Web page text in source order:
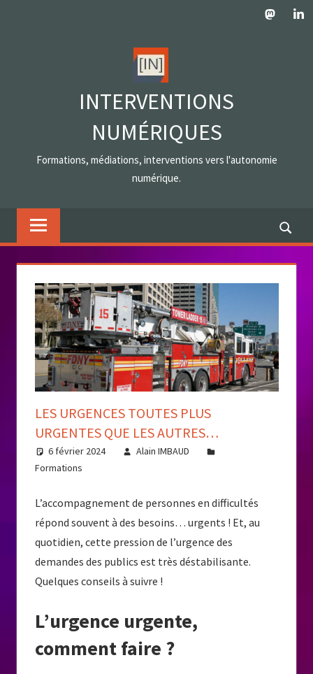
INTERVENTIONS
NUMÉRIQUES
Formations, médiations, interventions vers l'autonomie
numérique.
LES URGENCES TOUTES PLUS
URGENTES QUE LES AUTRES…
6 février 2024
Alain IMBAUD
Formations
L’accompagnement de personnes en difficultés
répond souvent à des besoins… urgents ! Et, au
quotidien, cette pression de l’urgence des
demandes des publics est très déstabilisante.
Quelques conseils à suivre !
L’urgence urgente,
comment faire ?